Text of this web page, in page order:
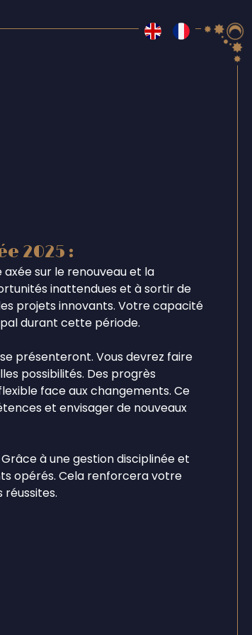
2025 :
sur le renouveau et la
inattendues et à sortir de
projets innovants. Votre capacité
durant cette période.
présenteront. Vous devrez faire
possibilités. Des progrès
face aux changements. Ce
et envisager de nouveaux
à une gestion disciplinée et
opérés. Cela renforcera votre